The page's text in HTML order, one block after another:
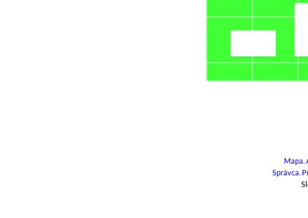
Mapa.
Správca.